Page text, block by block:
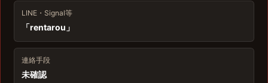
LINE・Signal等
「rentarou」
連絡手段
未確認